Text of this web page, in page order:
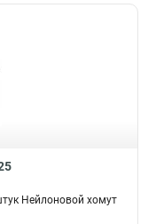
Нейлоновой хомут